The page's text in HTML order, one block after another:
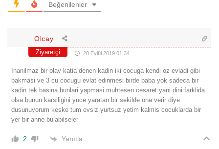
Beğenilenler
Olcay
Ziyaretçi 20 Eylül 2019 01:34
Inanilmaz bir olay katia denen kadin iki cocuga kendi oz evladi gibi
bakmasi ve 3 cu cocugu evlat edinmesi birde baba yok sadeca bir
kadin tek basina bunlari yapmasi muhtesen cesaret yani dini farklida
olsa bunun karsiligini yuce yaratan bir sekilde ona verir diye
dusunuyorum keske tum evsiz yurtsuz yetim kalmis cocuklarda bir
yer bir anne bulabilseler
2 Yanıtla